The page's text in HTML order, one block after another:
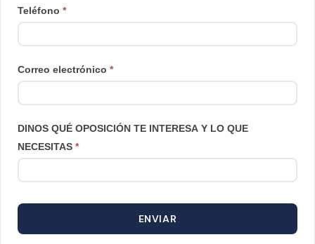
Teléfono *
Correo electrónico *
DINOS QUÉ OPOSICIÓN TE INTERESA Y LO QUE
NECESITAS *
ENVIAR